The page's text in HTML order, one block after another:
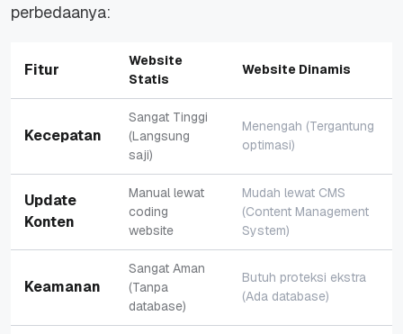
perbedaanya:
Fitur
Website
Statis
Website Dinamis
Kecepatan
Sangat Tinggi
(Langsung
saji)
Menengah (Tergantung
optimasi)
Update
Konten
Manual lewat
coding
website
Mudah lewat CMS
(Content Management
System)
Keamanan
Sangat Aman
(Tanpa
database)
Butuh proteksi ekstra
(Ada database)